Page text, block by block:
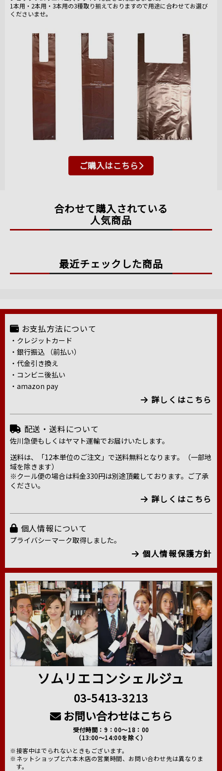
1本用・2本用・3本用の3種取り揃えておりますので用途に合わせてお選び
くださいませ。
ご購入はこちら
合わせて購入されている
人気商品
最近チェックした商品
お支払方法について
・クレジットカード
・銀行振込 （前払い）
・代金引き換え
・コンビニ後払い
・amazon pay
詳しくはこちら
配送・送料について
佐川急便もしくはヤマト運輸でお届けいたします。
送料は、「12本単位のご注文」で送料無料となります。（一部地
域を除きます）
※クール便の場合は料金330円は別途頂戴しております。ご了承
ください。
詳しくはこちら
個人情報について
プライバシーマーク取得しました。
個人情報保護方針
ソムリエコンシェルジュ
03-5413-3213
お問い合わせはこちら
受付時間：9：00～18：00
（13:00～14:00を除く）
※接客中はでられないときもございます。
※ネットショップと六本木店の営業時間、お問い合わせ先は異なりま
す。